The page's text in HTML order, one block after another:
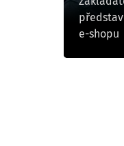
e-shopu